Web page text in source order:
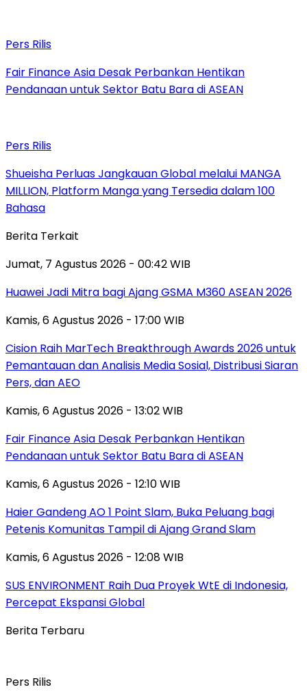
Pers Rilis
Fair Finance Asia Desak Perbankan Hentikan
Pendanaan untuk Sektor Batu Bara di ASEAN
Pers Rilis
Shueisha Perluas Jangkauan Global melalui MANGA
MILLION, Platform Manga yang Tersedia dalam 100
Bahasa
Berita Terkait
Jumat, 7 Agustus 2026 - 00:42 WIB
Huawei Jadi Mitra bagi Ajang GSMA M360 ASEAN 2026
Kamis, 6 Agustus 2026 - 17:00 WIB
Cision Raih MarTech Breakthrough Awards 2026 untuk
Pemantauan dan Analisis Media Sosial, Distribusi Siaran
Pers, dan AEO
Kamis, 6 Agustus 2026 - 13:02 WIB
Fair Finance Asia Desak Perbankan Hentikan
Pendanaan untuk Sektor Batu Bara di ASEAN
Kamis, 6 Agustus 2026 - 12:10 WIB
Haier Gandeng AO 1 Point Slam, Buka Peluang bagi
Petenis Komunitas Tampil di Ajang Grand Slam
Kamis, 6 Agustus 2026 - 12:08 WIB
SUS ENVIRONMENT Raih Dua Proyek WtE di Indonesia,
Percepat Ekspansi Global
Berita Terbaru
Pers Rilis